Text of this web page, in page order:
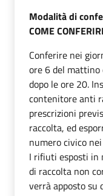
Modalità di
COME
Conferire nei
ore 6 del
dopo le ore 20.
contenitore anti
prescrizioni
raccolta, ed
numero civico
I rifiuti esposti in
di raccolta non
verrà apposto su